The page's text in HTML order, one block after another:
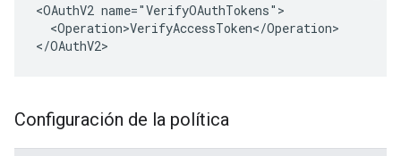
<OAuthV2 name="VerifyOAuthTokens">
  <Operation>VerifyAccessToken</Operation>
</OAuthV2>
Configuración de la política